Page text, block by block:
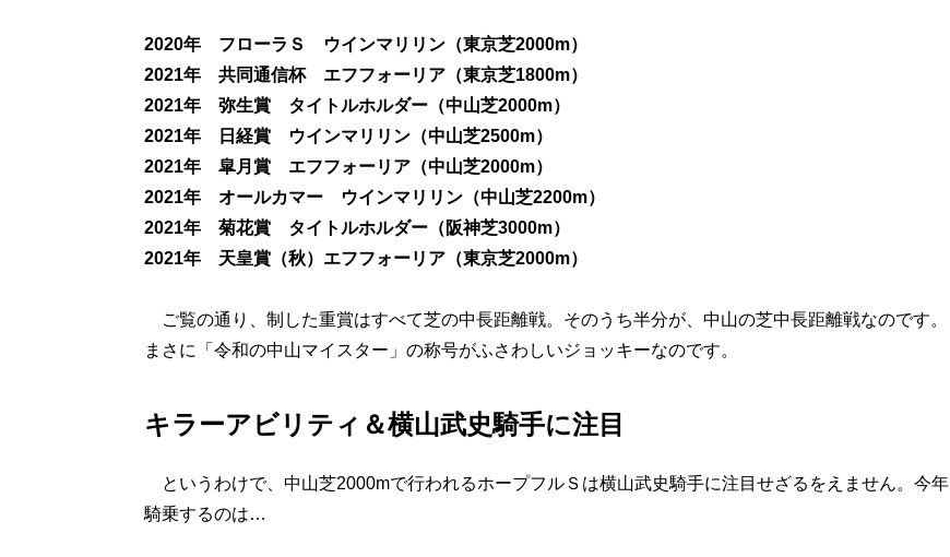
2020年 フローラＳ ウインマリリン（東京芝2000m）
2021年 共同通信杯 エフフォーリア（東京芝1800m）
2021年 弥生賞 タイトルホルダー（中山芝2000m）
2021年 日経賞 ウインマリリン（中山芝2500m）
2021年 皐月賞 エフフォーリア（中山芝2000m）
2021年 オールカマー ウインマリリン（中山芝2200m）
2021年 菊花賞 タイトルホルダー（阪神芝3000m）
2021年 天皇賞（秋）エフフォーリア（東京芝2000m）
ご覧の通り、制した重賞はすべて芝の中長距離戦。そのうち半分が、中山の芝中長距離戦なのです。
まさに「令和の中山マイスター」の称号がふさわしいジョッキーなのです。
キラーアビリティ＆横山武史騎手に注目
というわけで、中山芝2000mで行われるホープフルＳは横山武史騎手に注目せざるをえません。今年
騎乗するのは…